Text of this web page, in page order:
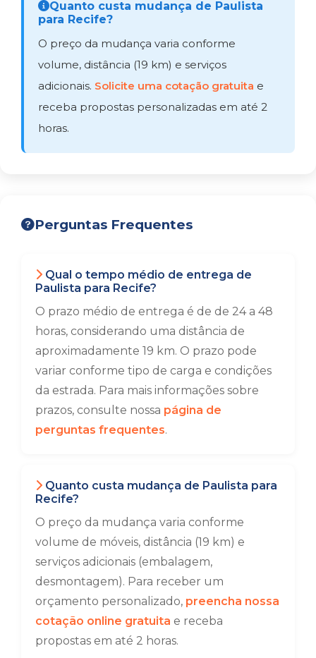
Quanto custa mudança de Paulista
para Recife?
O preço da mudança varia conforme
volume, distância (19 km) e serviços
adicionais. Solicite uma cotação gratuita e
receba propostas personalizadas em até 2
horas.
Perguntas Frequentes
Qual o tempo médio de entrega de
Paulista para Recife?
O prazo médio de entrega é de de 24 a 48
horas, considerando uma distância de
aproximadamente 19 km. O prazo pode
variar conforme tipo de carga e condições
da estrada. Para mais informações sobre
prazos, consulte nossa página de
perguntas frequentes.
Quanto custa mudança de Paulista para
Recife?
O preço da mudança varia conforme
volume de móveis, distância (19 km) e
serviços adicionais (embalagem,
desmontagem). Para receber um
orçamento personalizado, preencha nossa
cotação online gratuita e receba
propostas em até 2 horas.